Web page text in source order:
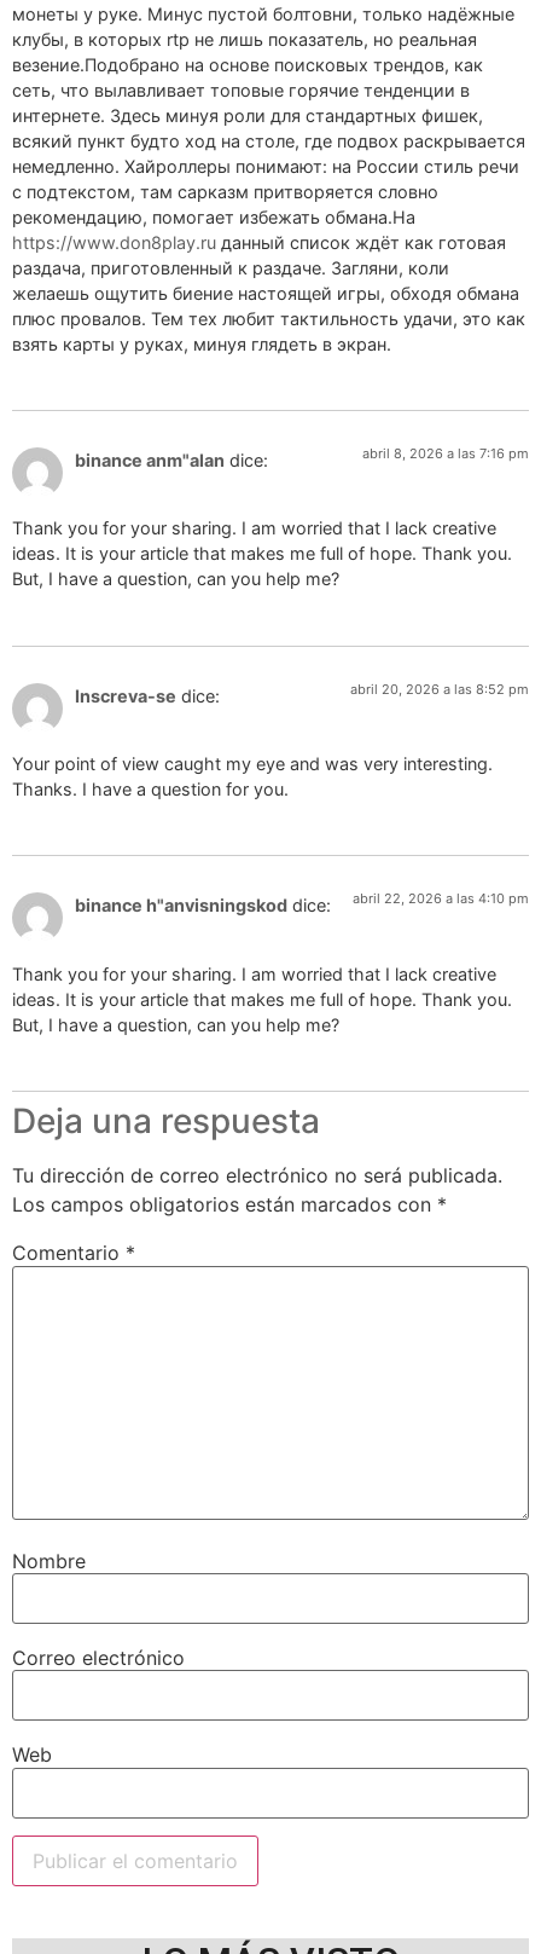
монеты у руке. Минус пустой болтовни, только надёжные
клубы, в которых rtp не лишь показатель, но реальная
везение.Подобрано на основе поисковых трендов, как
сеть, что вылавливает топовые горячие тенденции в
интернете. Здесь минуя роли для стандартных фишек,
всякий пункт будто ход на столе, где подвох раскрывается
немедленно. Хайроллеры понимают: на России стиль речи
с подтекстом, там сарказм притворяется словно
рекомендацию, помогает избежать обмана.На
https://www.don8play.ru данный список ждёт как готовая
раздача, приготовленный к раздаче. Загляни, коли
желаешь ощутить биение настоящей игры, обходя обмана
плюс провалов. Тем тех любит тактильность удачи, это как
взять карты у руках, минуя глядеть в экран.
binance anm"alan dice: abril 8, 2026 a las 7:16 pm
Thank you for your sharing. I am worried that I lack creative
ideas. It is your article that makes me full of hope. Thank you.
But, I have a question, can you help me?
Inscreva-se dice: abril 20, 2026 a las 8:52 pm
Your point of view caught my eye and was very interesting.
Thanks. I have a question for you.
binance h"anvisningskod dice: abril 22, 2026 a las 4:10 pm
Thank you for your sharing. I am worried that I lack creative
ideas. It is your article that makes me full of hope. Thank you.
But, I have a question, can you help me?
Deja una respuesta
Tu dirección de correo electrónico no será publicada.
Los campos obligatorios están marcados con *
Comentario *
Nombre
Correo electrónico
Web